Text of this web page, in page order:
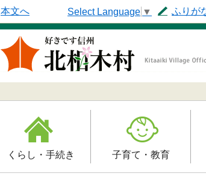
本文へ Select Language ▼ ふりが
くらし・手続き 子育て・教育